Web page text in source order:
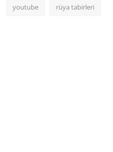
youtube rüya tabirleri